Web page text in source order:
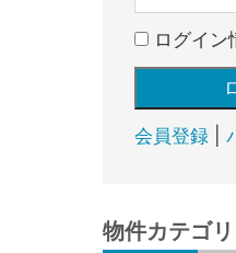
BEST
ログイン
会員登録|
物件カテゴリ